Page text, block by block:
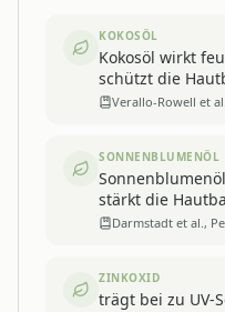
KOKOSÖL
Kokosöl wirkt
schützt die
Verallo-Rowell et
SONNENBLUMENÖL
stärkt die
Darmstadt et al.,
ZINKOXID
trägt bei zu UV-